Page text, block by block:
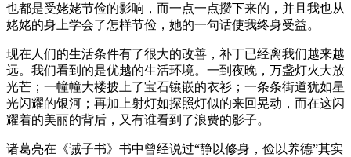
也都是受姥姥节俭的影响，而一点一点攒下来的，并且我也从
姥姥的身上学会了怎样节俭，她的一句话使我终身受益。
现在人们的生活条件有了很大的改善，补丁已经离我们越来越
远。我们看到的是优越的生活环境。一到夜晚，万盏灯火大放
光芒；一幢幢大楼披上了宝石镶嵌的衣衫；一条条街道犹如星
光闪耀的银河；再加上射灯如探照灯似的来回晃动，而在这闪
耀着的美丽的背后，又有谁看到了浪费的影子。
诸葛亮在《诫子书》书中曾经说过“静以修身，俭以养德”其实